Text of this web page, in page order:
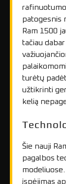
rafinuotumo
patogesnis
Ram 1500
tačiau
turėtų
užtikrinti
kelią
Šie nauji
pagalbos
įspėjimas